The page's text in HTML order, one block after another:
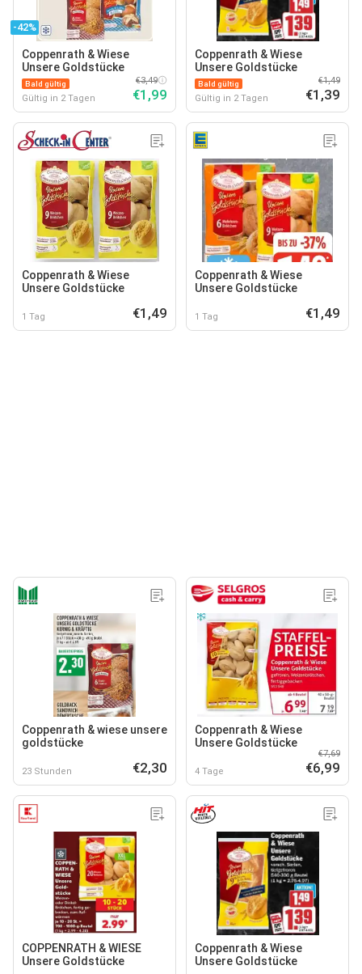
-42%
Coppenrath & Wiese
Unsere Goldstücke
Bald gültig
Gültig in 2 Tagen
€3,49
€1,99
Coppenrath & Wiese
Unsere Goldstücke
Bald gültig
Gültig in 2 Tagen
€1,49
€1,39
Coppenrath & Wiese
Unsere Goldstücke
1 Tag €1,49
Coppenrath & Wiese
Unsere Goldstücke
1 Tag €1,49
Coppenrath & wiese unsere
goldstücke
23 Stunden €2,30
Coppenrath & Wiese
Unsere Goldstücke
4 Tage
€7,69
€6,99
COPPENRATH & WIESE
Unsere Goldstücke
Coppenrath & Wiese
Unsere Goldstücke